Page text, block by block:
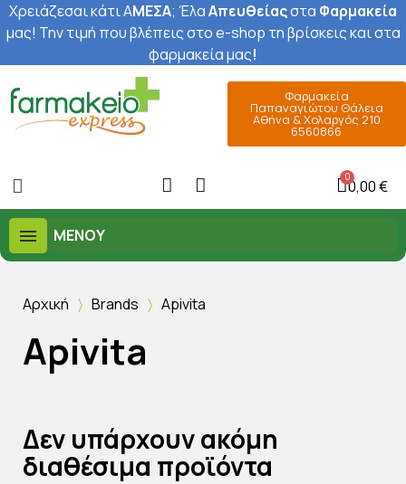
Χρειάζεσαι κάτι ΑΜΕΣΑ; ΈλαΑπευθείαςστα Φαρμακεία
μας! Την τιμή που βλέπεις στο e-shop τη βρίσκεις και στα
φαρμακεία μας!
Φαρμακεία
Παπαναγιώτου Θάλεια
Αθήνα & Χολαργός 210
6560866
0,00 €
ΜΕΝΟΎ
Αρχική Brands Apivita
Apivita
Δεν υπάρχουν ακόμη
διαθέσιμα προϊόντα